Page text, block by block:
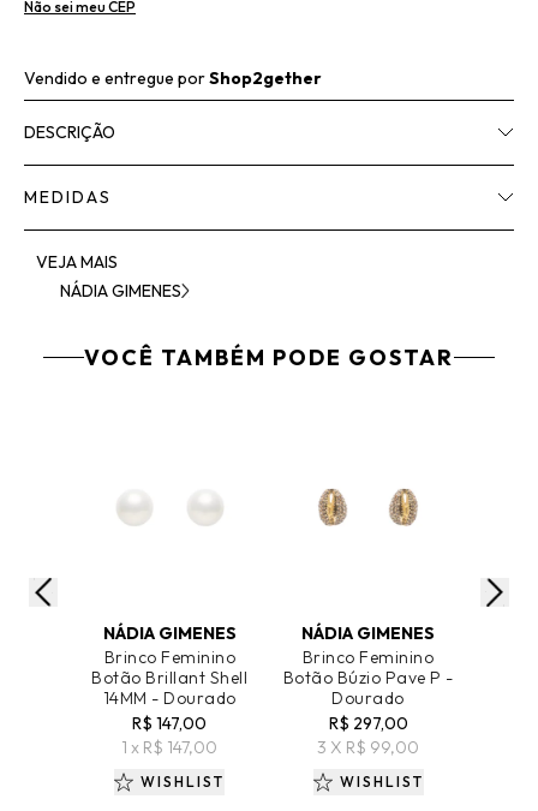
Não sei meu CEP
Vendido e entregue porShop2gether
DESCRIÇÃO
MEDIDAS
VEJA MAIS
NÁDIA GIMENES
VOCÊ TAMBÉM PODE GOSTAR
NÁDIA GIMENES
Brinco Feminino
Botão Brillant Shell
14MM - Dourado
R$ 147,00
1 x R$ 147,00
WISHLIST
NÁDIA GIMENES
Brinco Feminino
Botão Búzio Pave P -
Dourado
R$ 297,00
3 X R$ 99,00
WISHLIST